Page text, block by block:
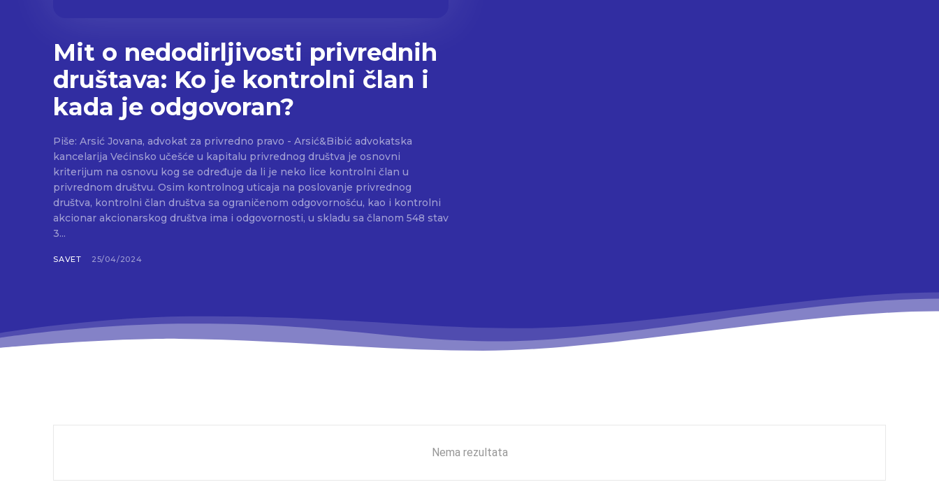
Mit o nedodirljivosti privrednih
društava: Ko je kontrolni član i
kada je odgovoran?
Piše: Arsić Jovana, advokat za privredno pravo - Arsić&Bibić advokatska
kancelarija Većinsko učešće u kapitalu privrednog društva je osnovni
kriterijum na osnovu kog se određuje da li je neko lice kontrolni član u
privrednom društvu. Osim kontrolnog uticaja na poslovanje privrednog
društva, kontrolni član društva sa ograničenom odgovornošću, kao i kontrolni
akcionar akcionarskog društva ima i odgovornosti, u skladu sa članom 548 stav
3...
SAVET 25/04/2024
Nema rezultata